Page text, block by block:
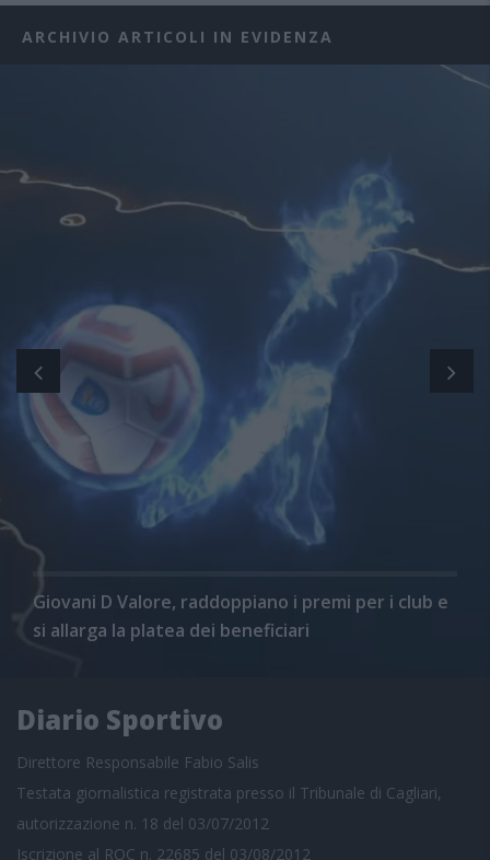
ARCHIVIO ARTICOLI IN EVIDENZA
Giovani D Valore, raddoppiano i premi per i club e
si allarga la platea dei beneficiari
Diario Sportivo
Direttore Responsabile Fabio Salis
Testata giornalistica registrata presso il Tribunale di Cagliari,
autorizzazione n. 18 del 03/07/2012
Iscrizione al ROC n. 22685 del 03/08/2012